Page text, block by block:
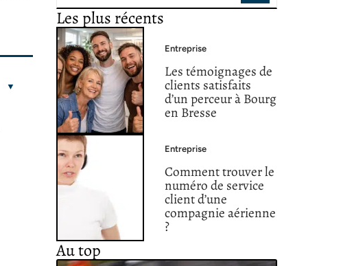
Les plus récents
Entreprise
Les témoignages de
clients satisfaits
d’un perceur à Bourg
en Bresse
Entreprise
Comment trouver le
numéro de service
client d’une
compagnie aérienne
?
Au top